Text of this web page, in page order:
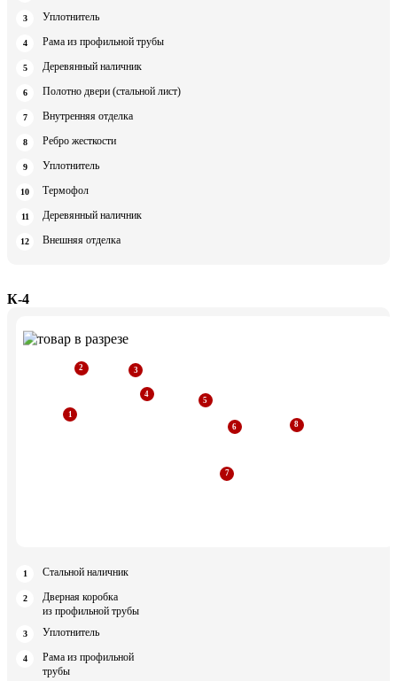
Уплотнитель
Рама из профильной трубы
Деревянный наличник
Полотно двери (стальной лист)
Внутренняя отделка
Ребро жесткости
Уплотнитель
Термофол
Деревянный наличник
Внешняя отделка
К-4
Стальной наличник
Дверная коробка
из профильной трубы
Уплотнитель
Рама из профильной
трубы